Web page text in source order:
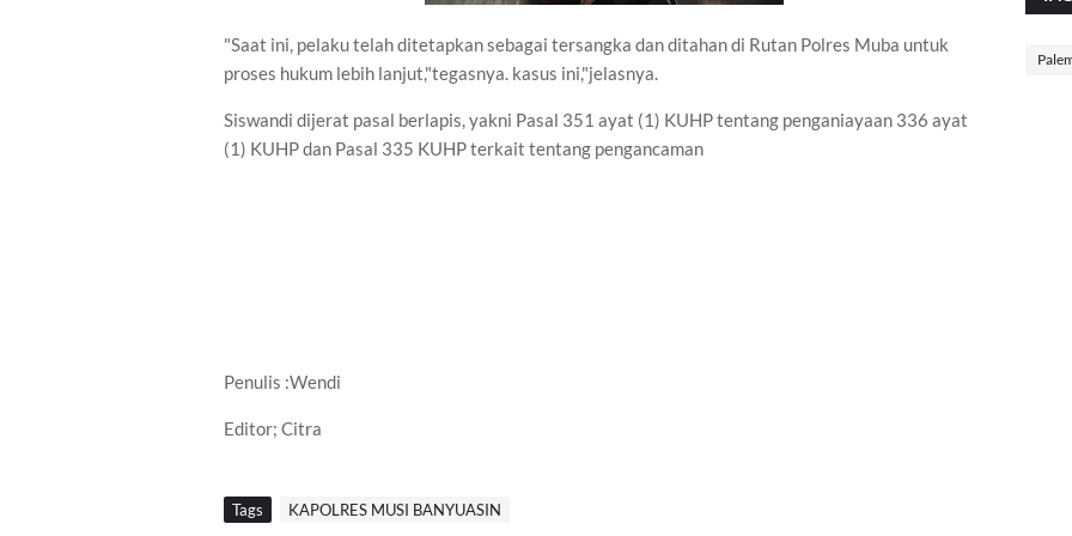
"Saat ini, pelaku telah ditetapkan sebagai tersangka dan ditahan di Rutan Polres Muba untuk
proses hukum lebih lanjut,"tegasnya. kasus ini,"jelasnya.
Siswandi dijerat pasal berlapis, yakni Pasal 351 ayat (1) KUHP tentang penganiayaan 336 ayat
(1) KUHP dan Pasal 335 KUHP terkait tentang pengancaman
Penulis :Wendi
Editor; Citra
Tags KAPOLRES MUSI BANYUASIN